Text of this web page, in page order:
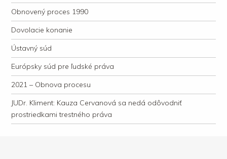
Obnovený proces 1990
Dovolacie konanie
Ústavný súd
Európsky súd pre ľudské práva
2021 – Obnova procesu
JUDr. Kliment: Kauza Cervanová sa nedá odôvodniť
prostriedkami trestného práva